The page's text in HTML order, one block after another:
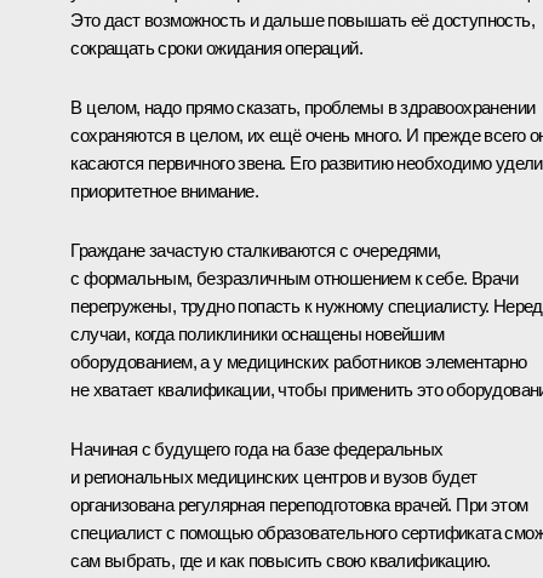
Это даст возможность и дальше повышать её доступность,
сокращать сроки ожидания операций.
В целом, надо прямо сказать, проблемы в здравоохранении
сохраняются в целом, их ещё очень много. И прежде всего
касаются первичного звена. Его развитию необходимо
приоритетное внимание.
Граждане зачастую сталкиваются с очередями,
с формальным, безразличным отношением к себе. Врачи
перегружены, трудно попасть к нужному специалисту.
случаи, когда поликлиники оснащены новейшим
оборудованием, а у медицинских работников элементарно
не хватает квалификации, чтобы применить это
Начиная с будущего года на базе федеральных
и региональных медицинских центров и вузов будет
организована регулярная переподготовка врачей. При этом
специалист с помощью образовательного сертификата
сам выбрать, где и как повысить свою квалификацию.